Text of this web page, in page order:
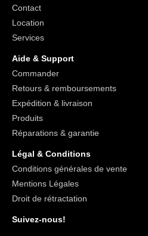
Contact
Location
Services
Aide & Support
Commander
Retours & remboursements
Expédition & livraison
Produits
Réparations & garantie
Légal & Conditions
Conditions générales de vente
Mentions Légales
Droit de rétractation
Suivez-nous!